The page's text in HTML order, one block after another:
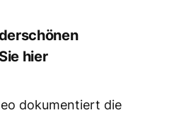
hier
dokumentiert die